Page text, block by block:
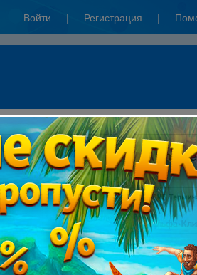
Войти | Регистрация |